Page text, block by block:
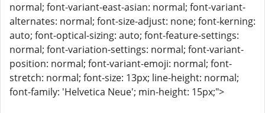
normal; font-variant-east-asian: normal; font-variant-
alternates: normal; font-size-adjust: none; font-kerning:
auto; font-optical-sizing: auto; font-feature-settings:
normal; font-variation-settings: normal; font-variant-
position: normal; font-variant-emoji: normal; font-
stretch: normal; font-size: 13px; line-height: normal;
font-family: 'Helvetica Neue'; min-height: 15px;">